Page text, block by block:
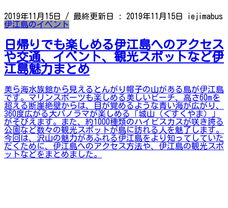
2019年11月15日 / 最終更新日 : 2019年11月15日
iejimabus
伊江島のイベント
日帰りでも楽しめる伊江島へのアクセス
や交通、イベント、観光スポットなど伊
江島魅力まとめ
美ら海水族館から見えるとんがり帽子の山がある島が伊江島
です。マリンスポーツも楽しめる美しいビーチ、高さ60mを
超える断崖絶壁からは、目が覚めるような青い海が広がり、
360度広がる大パノラマが楽しめる「城山（ぐすくやま）」
がそびえます。また、約1000種類のハイビスカスが咲き誇る
公園など数々の観光スポットが島に訪れる人を魅了します。
今回は、沢山の魅力があふれる伊江島をより知ってしていた
だくために、伊江島へのアクセス方法や、伊江島の観光スポ
ットなどをまとめました。